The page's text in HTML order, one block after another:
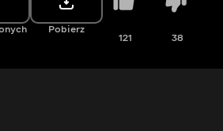
Pobierz
121 38